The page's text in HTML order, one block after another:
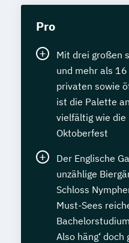
Pro
Mit drei großen
und mehr als
privaten sowie
ist die Palette
vielfältig wie die
Oktoberfest
Der Englische
unzählige
Schloss
Must-Sees
Also häng‘